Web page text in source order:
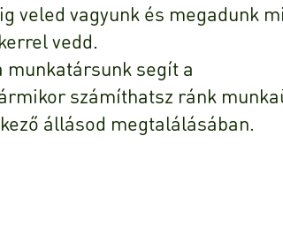
veled vagyunk és megadunk
vedd.
munkatársunk segít a
számíthatsz ránk
állásod megtalálásában.